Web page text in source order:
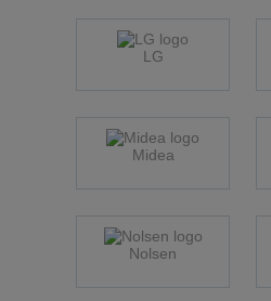
LG
Midea
Nolsen